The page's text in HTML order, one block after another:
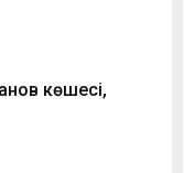
көшесі,